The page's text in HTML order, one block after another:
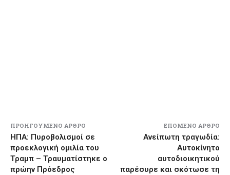
ΠΡΟΗΓΟΎΜΕΝΟ ΆΡΘΡΟ
ΗΠΑ: Πυροβολισμοί σε
προεκλογική ομιλία του
Τραμπ – Τραυματίστηκε ο
πρώην Πρόεδρος
ΕΠΌΜΕΝΟ ΆΡΘΡΟ
Ανείπωτη τραγωδία:
Αυτοκίνητο
αυτοδιοικητικού
παρέσυρε και σκότωσε τη